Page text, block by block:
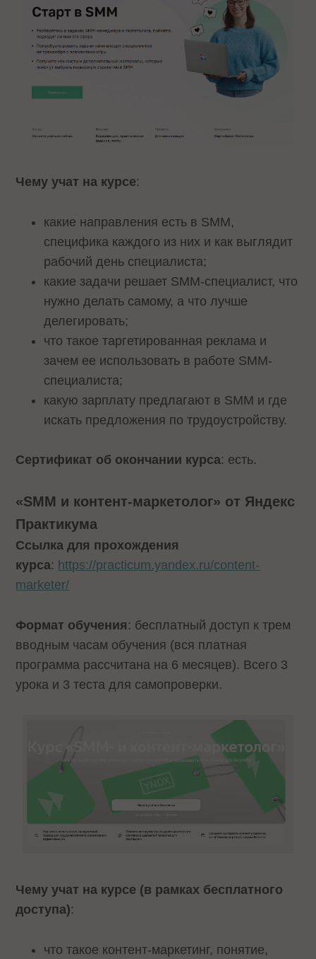
Чему учат на курсе:
какие направления есть в SMM,
специфика каждого из них и как выглядит
рабочий день специалиста;
какие задачи решает SMM-специалист, что
нужно делать самому, а что лучше
делегировать;
что такое таргетированная реклама и
зачем ее использовать в работе SMM-
специалиста;
какую зарплату предлагают в SMM и где
искать предложения по трудоустройству.
Сертификат об окончании курса: есть.
«SMM и контент-маркетолог» от Яндекс
Практикума
Ссылка для прохождения
курса: https://practicum.yandex.ru/content-
marketer/
Формат обучения : бесплатный доступ к трем
вводным часам обучения (вся платная
программа рассчитана на 6 месяцев). Всего 3
урока и 3 теста для самопроверки.
Чему учат на курсе (в рамках бесплатного
доступа):
что такое контент-маркетинг, понятие,